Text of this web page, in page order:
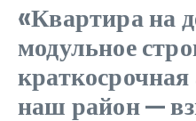
«Квартира на
модульное
наш район —